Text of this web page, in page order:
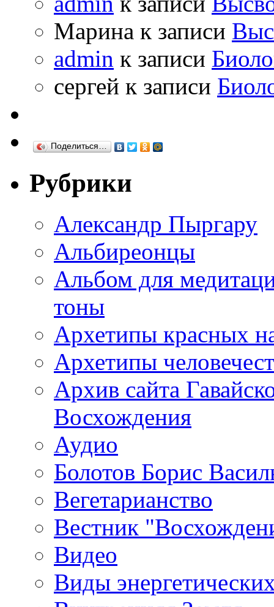
Марина к записи
admin к записи
сергей к записи
Поделиться…
Рубрики
Александр Пыргару
Альбиреонцы
Альбом для
тоны
Архетипы красных
Архетипы
Архив сайта
Восхождения
Аудио
Болотов Борис
Вегетарианство
Вестник
Видео
Виды